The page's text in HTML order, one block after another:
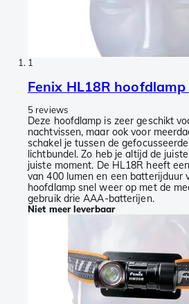
1
Fenix HL18R
5 reviews
Deze hoofdlamp is zeer geschikt
nachtvissen, maar ook voor
schakel je tussen de
lichtbundel. Zo heb je altijd de
juiste moment. De HL18R heeft
van 400 lumen en een batterijduur
hoofdlamp snel weer op met de
gebruik drie AAA-batterijen.
Niet meer leverbaar